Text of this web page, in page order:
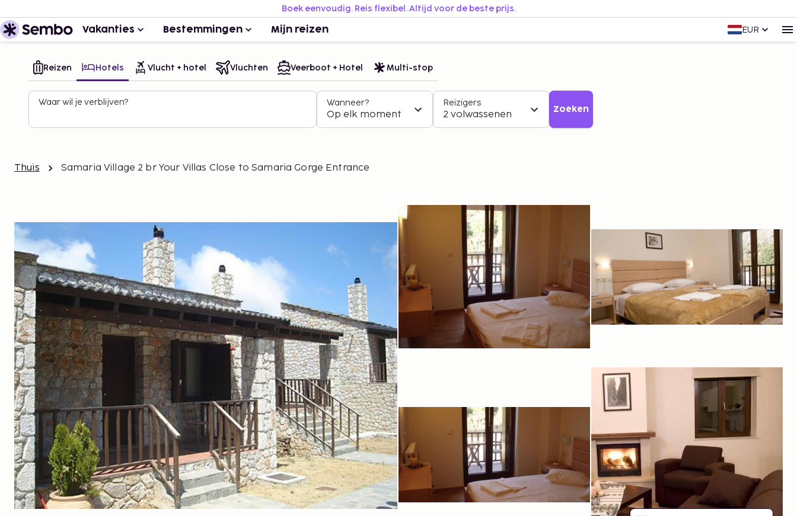
Boek eenvoudig. Reis flexibel. Altijd voor de beste prijs.
Vakanties Bestemmingen Mijn reizen EUR
Reizen Hotels Vlucht + hotel Vluchten Veerboot + Hotel Multi-stop
Waar wil je verblijven? Wanneer?
Op elk moment
Reizigers
2 volwassenen Zoeken
Thuis Samaria Village 2 br Your Villas Close to Samaria Gorge Entrance